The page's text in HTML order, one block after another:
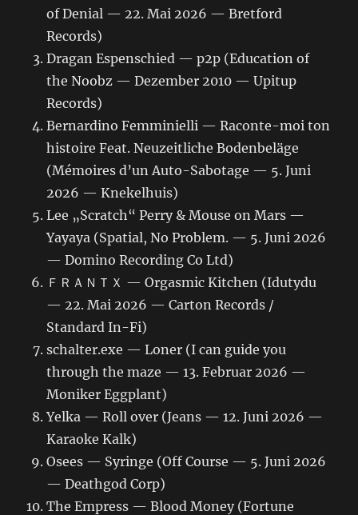
of Denial — 22. Mai 2026 — Bretford
Records)
Dragan Espenschied — p2p (Education of
the Noobz — Dezember 2010 — Upitup
Records)
Bernardino Femminielli — Raconte-moi ton
histoire Feat. Neuzeitliche Bodenbeläge
(Mémoires d’un Auto-Sabotage — 5. Juni
2026 — Knekelhuis)
Lee „Scratch“ Perry & Mouse on Mars —
Yayaya (Spatial, No Problem. — 5. Juni 2026
— Domino Recording Co Ltd)
ＦＲＡＮＴＸ — Orgasmic Kitchen (Idutydu
— 22. Mai 2026 — Carton Records /
Standard In-Fi)
schalter.exe — Loner (I can guide you
through the maze — 13. Februar 2026 —
Moniker Eggplant)
Yelka — Roll over (Jeans — 12. Juni 2026 —
Karaoke Kalk)
Osees — Syringe (Off Course — 5. Juni 2026
— Deathgod Corp)
The Empress — Blood Money (Fortune